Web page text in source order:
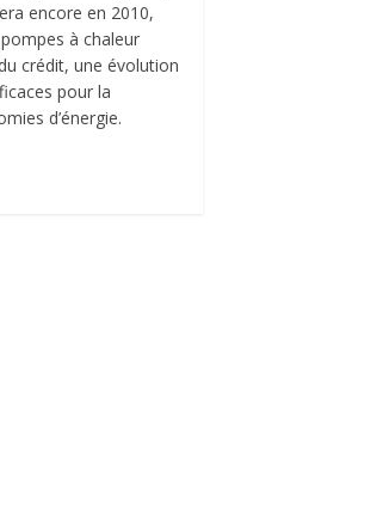
encore en 2010,
à chaleur
crédit, une évolution
pour la
d’énergie.